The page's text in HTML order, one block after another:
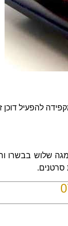
להפעיל דוכן
שלוש בבשרו
סרטנים.